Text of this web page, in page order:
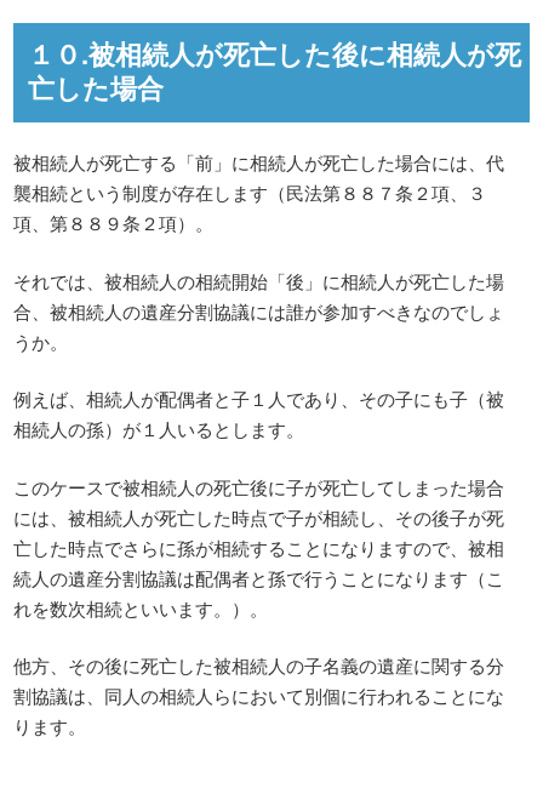
１０.被相続人が死亡した後に相続人が死
亡した場合
被相続人が死亡する「前」に相続人が死亡した場合には、代
襲相続という制度が存在します（民法第８８７条２項、３
項、第８８９条２項）。
それでは、被相続人の相続開始「後」に相続人が死亡した場
合、被相続人の遺産分割協議には誰が参加すべきなのでしょ
うか。
例えば、相続人が配偶者と子１人であり、その子にも子（被
相続人の孫）が１人いるとします。
このケースで被相続人の死亡後に子が死亡してしまった場合
には、被相続人が死亡した時点で子が相続し、その後子が死
亡した時点でさらに孫が相続することになりますので、被相
続人の遺産分割協議は配偶者と孫で行うことになります（こ
れを数次相続といいます。）。
他方、その後に死亡した被相続人の子名義の遺産に関する分
割協議は、同人の相続人らにおいて別個に行われることにな
ります。